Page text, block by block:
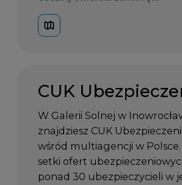
CUK
W Galerii Solnej w
znajdziesz CUK
wśród multiagencji w
setki ofert
ponad 30 ubezpieczycieli w